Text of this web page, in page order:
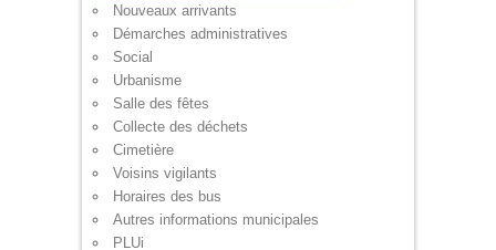
Nouveaux arrivants
Démarches administratives
Social
Urbanisme
Salle des fêtes
Collecte des déchets
Cimetière
Voisins vigilants
Horaires des bus
Autres informations municipales
PLUi